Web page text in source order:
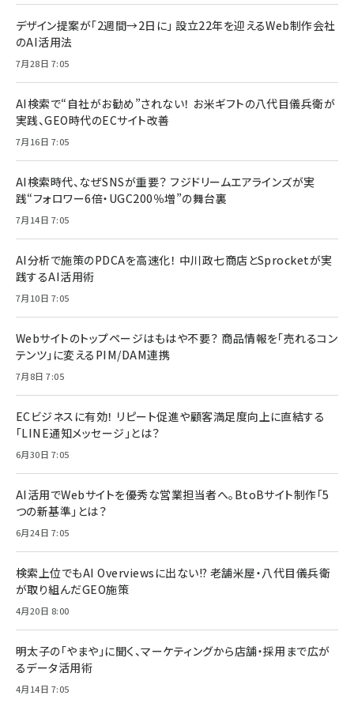
デザイン提案が「2週間→2日に」 設立22年を迎えるWeb制作会社
のAI活用法
7月28日 7:05
AI検索で“自社がお勧め”されない！ お米ギフトの八代目儀兵衛が
実践、GEO時代のECサイト改善
7月16日 7:05
AI検索時代、なぜSNSが重要？ フジドリームエアラインズが実
践“フォロワー6倍・UGC200％増”の舞台裏
7月14日 7:05
AI分析で施策のPDCAを高速化！ 中川政七商店とSprocketが実
践するAI活用術
7月10日 7:05
Webサイトのトップページはもはや不要？ 商品情報を「売れるコン
テンツ」に変えるPIM/DAM連携
7月8日 7:05
ECビジネスに有効！ リピート促進や顧客満足度向上に直結する
「LINE通知メッセージ」とは？
6月30日 7:05
AI活用でWebサイトを優秀な営業担当者へ。BtoBサイト制作「5
つの新基準」とは？
6月24日 7:05
検索上位でもAI Overviewsに出ない!? 老舗米屋・八代目儀兵衛
が取り組んだGEO施策
4月20日 8:00
明太子の「やまや」に聞く、マーケティングから店舗・採用まで広が
るデータ活用術
4月14日 7:05